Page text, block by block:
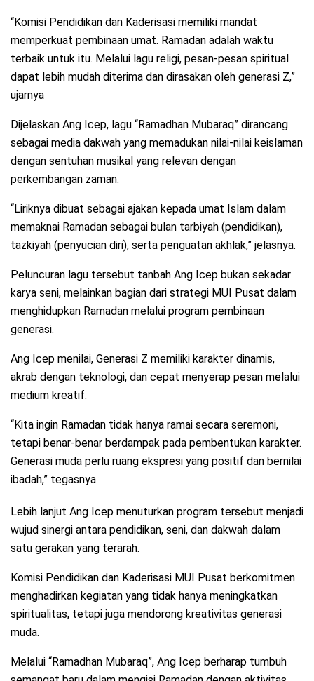
“Komisi Pendidikan dan Kaderisasi memiliki mandat
memperkuat pembinaan umat. Ramadan adalah waktu
terbaik untuk itu. Melalui lagu religi, pesan-pesan spiritual
dapat lebih mudah diterima dan dirasakan oleh generasi Z,”
ujarnya
Dijelaskan Ang Icep, lagu “Ramadhan Mubaraq” dirancang
sebagai media dakwah yang memadukan nilai-nilai keislaman
dengan sentuhan musikal yang relevan dengan
perkembangan zaman.
“Liriknya dibuat sebagai ajakan kepada umat Islam dalam
memaknai Ramadan sebagai bulan tarbiyah (pendidikan),
tazkiyah (penyucian diri), serta penguatan akhlak,” jelasnya.
Peluncuran lagu tersebut tanbah Ang Icep bukan sekadar
karya seni, melainkan bagian dari strategi MUI Pusat dalam
menghidupkan Ramadan melalui program pembinaan
generasi.
Ang Icep menilai, Generasi Z memiliki karakter dinamis,
akrab dengan teknologi, dan cepat menyerap pesan melalui
medium kreatif.
“Kita ingin Ramadan tidak hanya ramai secara seremoni,
tetapi benar-benar berdampak pada pembentukan karakter.
Generasi muda perlu ruang ekspresi yang positif dan bernilai
ibadah,” tegasnya.
Lebih lanjut Ang Icep menuturkan program tersebut menjadi
wujud sinergi antara pendidikan, seni, dan dakwah dalam
satu gerakan yang terarah.
Komisi Pendidikan dan Kaderisasi MUI Pusat berkomitmen
menghadirkan kegiatan yang tidak hanya meningkatkan
spiritualitas, tetapi juga mendorong kreativitas generasi
muda.
Melalui “Ramadhan Mubaraq”, Ang Icep berharap tumbuh